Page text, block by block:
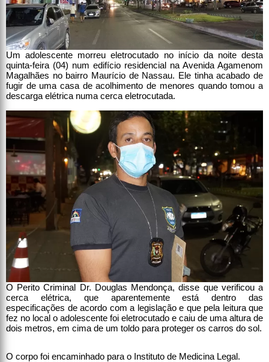
Um adolescente morreu eletrocutado no início da noite desta
quinta-feira (04) num edifício residencial na Avenida Agamenom
Magalhães no bairro Maurício de Nassau. Ele tinha acabado de
fugir de uma casa de acolhimento de menores quando tomou a
descarga elétrica numa cerca eletrocutada.
O Perito Criminal Dr. Douglas Mendonça, disse que verificou a
cerca elétrica, que aparentemente está dentro das
especificações de acordo com a legislação e que pela leitura que
fez no local o adolescente foi eletrocutado e caiu de uma altura de
dois metros, em cima de um toldo para proteger os carros do sol.
O corpo foi encaminhado para o Instituto de Medicina Legal.